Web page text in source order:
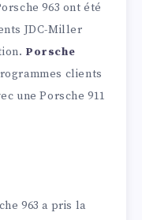
963 ont été
JDC-Miller
Porsche
clients
une Porsche 911
963 a pris la